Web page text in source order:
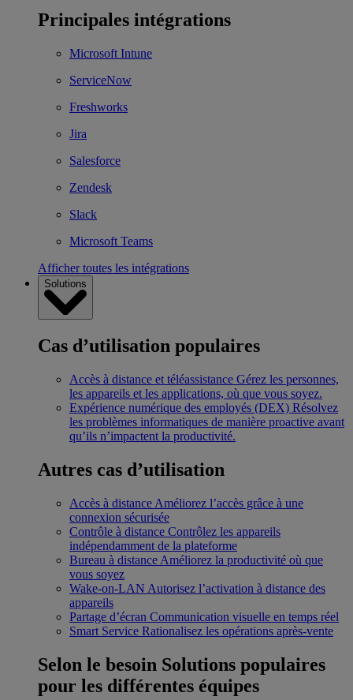
Principales intégrations
Microsoft Intune
ServiceNow
Freshworks
Jira
Salesforce
Zendesk
Slack
Microsoft Teams
Afficher toutes les intégrations
Solutions
Cas d’utilisation populaires
Accès à distance et téléassistance Gérez les personnes,
les appareils et les applications, où que vous soyez.
Expérience numérique des employés (DEX) Résolvez
les problèmes informatiques de manière proactive avant
qu’ils n’impactent la productivité.
Autres cas d’utilisation
Accès à distance Améliorez l’accès grâce à une
connexion sécurisée
Contrôle à distance Contrôlez les appareils
indépendamment de la plateforme
Bureau à distance Améliorez la productivité où que
vous soyez
Wake-on-LAN Autorisez l’activation à distance des
appareils
Partage d’écran Communication visuelle en temps réel
Smart Service Rationalisez les opérations après-vente
Selon le besoin Solutions populaires
pour les différentes équipes